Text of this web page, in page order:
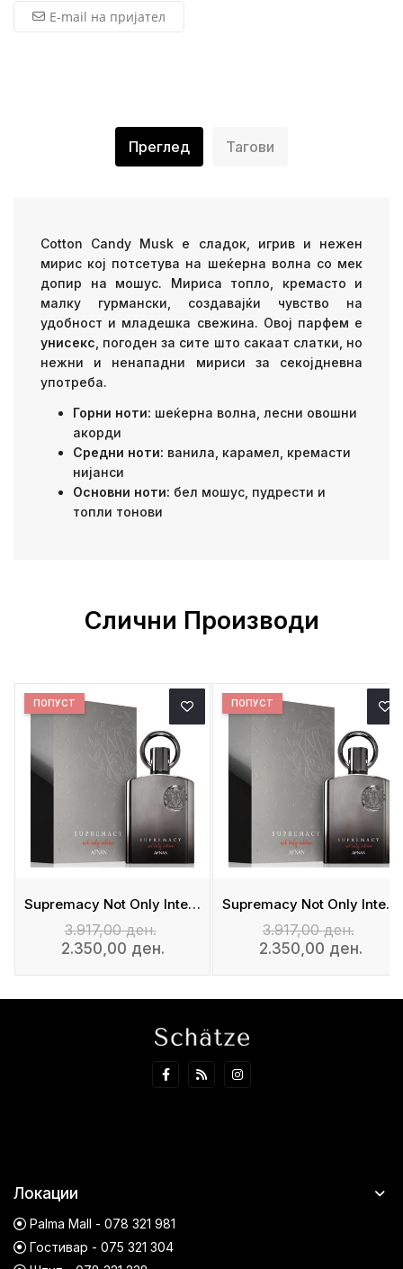
E-mail на пријател
Преглед Тагови
Cotton Candy Musk е сладок, игрив и нежен
мирис кој потсетува на шеќерна волна со мек
допир на мошус. Мириса топло, кремасто и
малку гурмански, создавајќи чувство на
удобност и младешка свежина. Овој парфем е
унисекс , погоден за сите што сакаат слатки, но
нежни и ненападни мириси за секојдневна
употреба.
Горни ноти: шеќерна волна, лесни овошни
акорди
Средни ноти: ванила, карамел, кремасти
нијанси
Основни ноти: бел мошус, пудрести и
топли тонови
Слични Производи
Supremacy Not Only Intense - Eau De Parfum
ПОПУСТ
3.917,00 ден.
2.350,00 ден.
Supremacy Not Only Intense - Eau De Parfum
ПОПУСТ
3.917,00 ден.
2.350,00 ден.
Локации
Palma Mall - 078 321 981
Гостивар - 075 321 304